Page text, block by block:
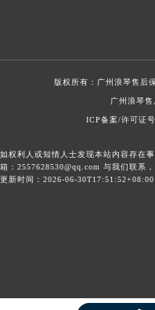
版权所有： 广州浪琴售后
广州浪琴
ICP备案/许可证
如权利人或知情人士发现本站内容存在
箱：2557628530@qq.com 与我们联系
更新时间：2026-06-30T17:51:52+08:00